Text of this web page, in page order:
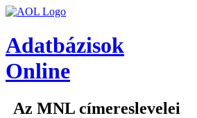
Adatbázisok
Online
Az MNL címereslevelei